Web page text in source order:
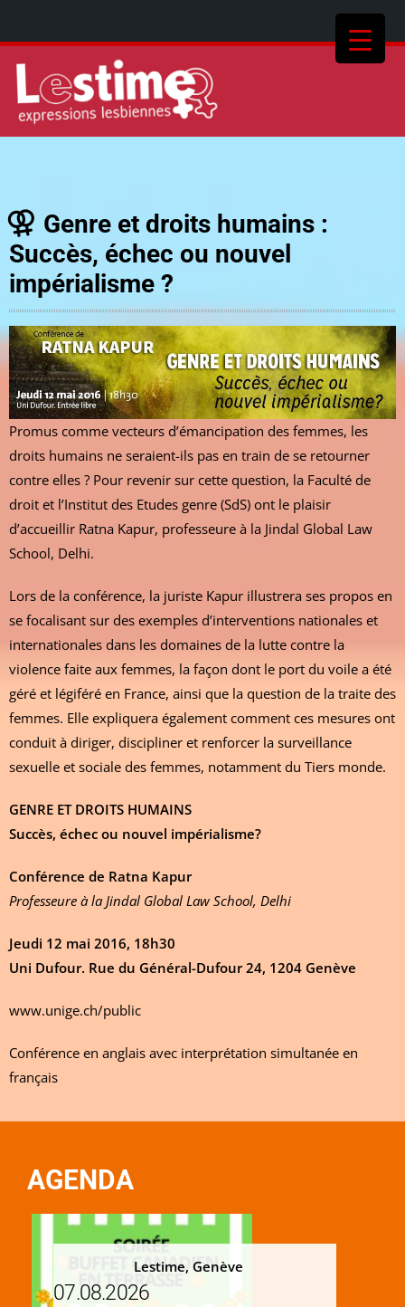
Genre et droits humains :
Succès, échec ou nouvel
impérialisme ?
Promus comme vecteurs d’émancipation des femmes, les
droits humains ne seraient-ils pas en train de se retourner
contre elles ? Pour revenir sur cette question, la Faculté de
droit et l’Institut des Etudes genre (SdS) ont le plaisir
d’accueillir Ratna Kapur, professeure à la Jindal Global Law
School, Delhi.
Lors de la conférence, la juriste Kapur illustrera ses propos en
se focalisant sur des exemples d’interventions nationales et
internationales dans les domaines de la lutte contre la
violence faite aux femmes, la façon dont le port du voile a été
géré et légiféré en France, ainsi que la question de la traite des
femmes. Elle expliquera également comment ces mesures ont
conduit à diriger, discipliner et renforcer la surveillance
sexuelle et sociale des femmes, notamment du Tiers monde.
GENRE ET DROITS HUMAINS
Succès, échec ou nouvel impérialisme?
Conférence de Ratna Kapur
Professeure à la Jindal Global Law School, Delhi
Jeudi 12 mai 2016, 18h30
Uni Dufour. Rue du Général-Dufour 24, 1204 Genève
www.unige.ch/public
Conférence en anglais avec interprétation simultanée en
français
AGENDA
Lestime, Genève
07.08.2026